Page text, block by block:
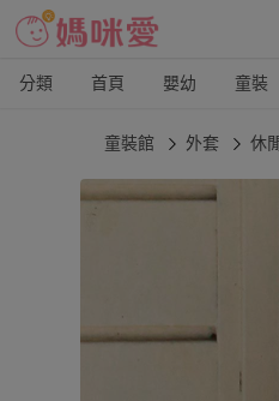
分類 首頁 嬰幼 童裝
童裝館 外套 休